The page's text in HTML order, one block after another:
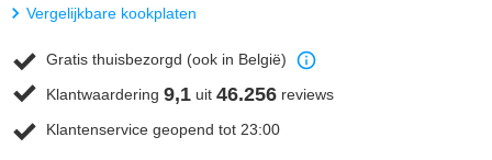
Vergelijkbare kookplaten
Gratis thuisbezorgd (ook in België)
Klantwaardering 9,1 uit 46.256 reviews
Klantenservice geopend tot 23:00